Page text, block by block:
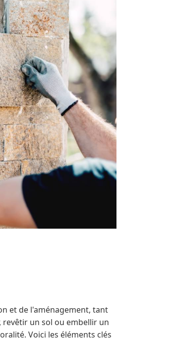
et de l'aménagement, tant
un sol ou embellir un
Voici les éléments clés